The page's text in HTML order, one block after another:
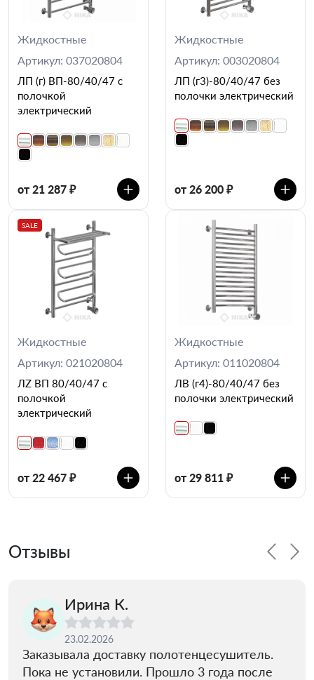
Жидкостные
Артикул: 037020804
ЛП (г) ВП-80/40/47 с
полочкой
электрический
от 21 287 ₽
Жидкостные
Артикул: 003020804
ЛП (г3)-80/40/47 без
полочки электрический
от 26 200 ₽
SALE
Жидкостные
Артикул: 021020804
ЛZ ВП 80/40/47 с
полочкой
электрический
от 22 467 ₽
Жидкостные
Артикул: 011020804
ЛВ (г4)-80/40/47 без
полочки электрический
от 29 811 ₽
Отзывы
Ирина К.
23.02.2026
Заказывала доставку полотенцесушитель.
Пока не установили. Прошло 3 года после